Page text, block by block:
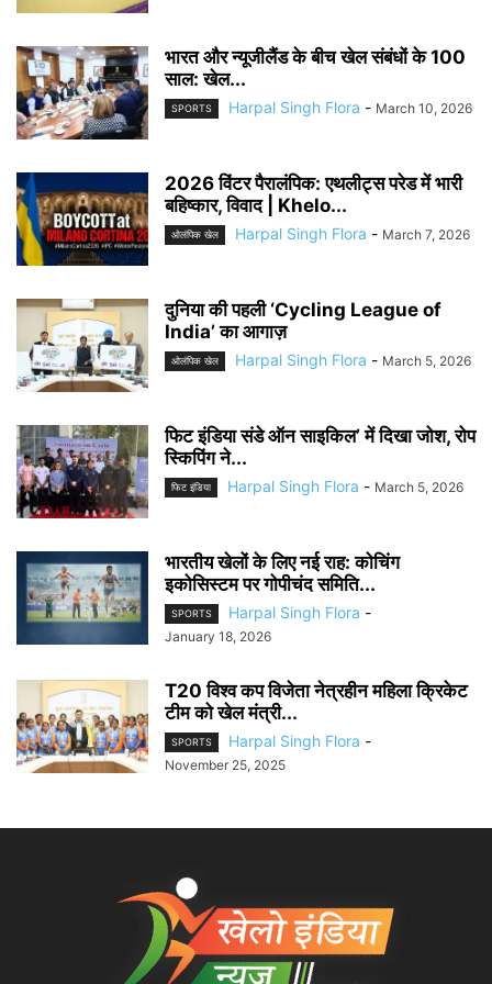
भारत और न्यूजीलैंड के बीच खेल संबंधों के 100
साल: खेल...
SPORTS Harpal Singh Flora - March 10, 2026
2026 विंटर पैरालंपिक: एथलीट्स परेड में भारी
बहिष्कार, विवाद | Khelo...
ओलंपिक खेल Harpal Singh Flora - March 7, 2026
दुनिया की पहली ‘Cycling League of
India’ का आगाज़
ओलंपिक खेल Harpal Singh Flora - March 5, 2026
फिट इंडिया संडे ऑन साइकिल’ में दिखा जोश, रोप
स्किपिंग ने...
फिट इंडिया Harpal Singh Flora - March 5, 2026
भारतीय खेलों के लिए नई राह: कोचिंग
इकोसिस्टम पर गोपीचंद समिति...
SPORTS Harpal Singh Flora -
January 18, 2026
T20 विश्व कप विजेता नेत्रहीन महिला क्रिकेट
टीम को खेल मंत्री...
SPORTS Harpal Singh Flora -
November 25, 2025